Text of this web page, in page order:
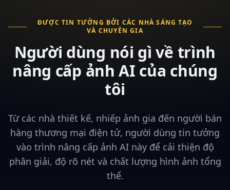
ĐƯỢC TIN TƯỞNG BỞI CÁC NHÀ SÁNG TẠO
VÀ CHUYÊN GIA
Người dùng nói gì về trình
nâng cấp ảnh AI của chúng
tôi
Từ các nhà thiết kế, nhiếp ảnh gia đến người bán
hàng thương mại điện tử, người dùng tin tưởng
vào trình nâng cấp ảnh AI này để cải thiện độ
phân giải, độ rõ nét và chất lượng hình ảnh tổng
thể.